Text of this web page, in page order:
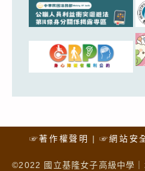
☞著作權聲明 ☞網站安
©2022 國立基隆女子高級中學